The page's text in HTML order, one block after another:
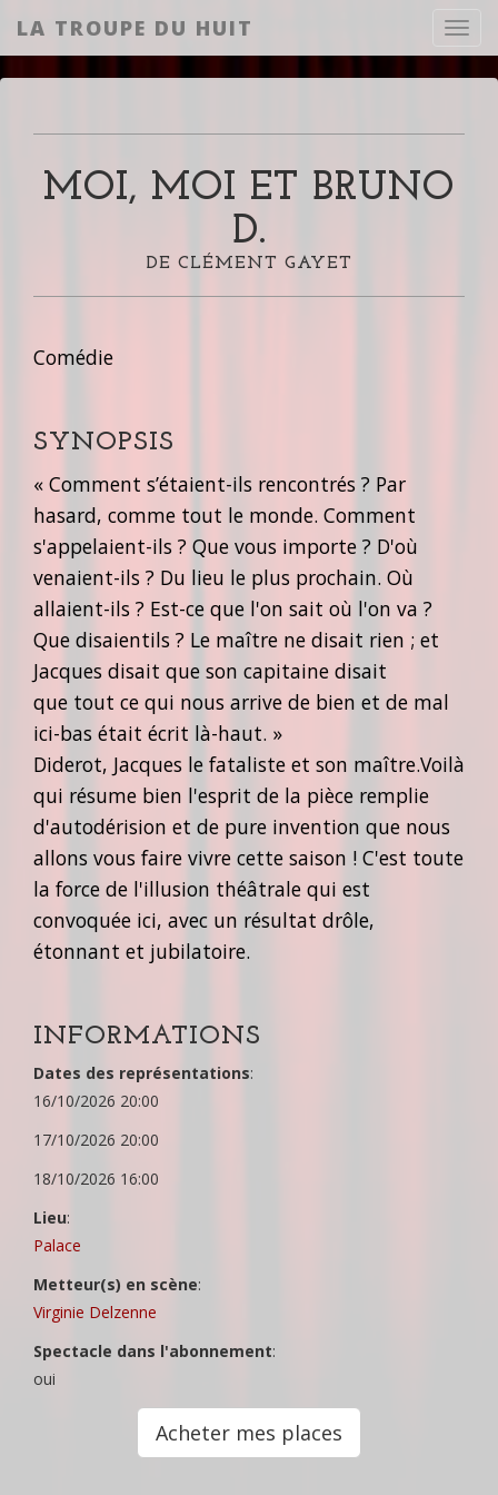
LA TROUPE DU HUIT
MOI, MOI ET BRUNO
D.
DE CLÉMENT GAYET
Comédie
SYNOPSIS
« Comment s’étaient-ils rencontrés ? Par
hasard, comme tout le monde. Comment
s'appelaient-ils ? Que vous importe ? D'où
venaient-ils ? Du lieu le plus prochain. Où
allaient-ils ? Est-ce que l'on sait où l'on va ?
Que disaientils ? Le maître ne disait rien ; et
Jacques disait que son capitaine disait
que tout ce qui nous arrive de bien et de mal
ici-bas était écrit là-haut. »
Diderot, Jacques le fataliste et son maître.Voilà
qui résume bien l'esprit de la pièce remplie
d'autodérision et de pure invention que nous
allons vous faire vivre cette saison ! C'est toute
la force de l'illusion théâtrale qui est
convoquée ici, avec un résultat drôle,
étonnant et jubilatoire.
INFORMATIONS
Dates des représentations:
16/10/2026 20:00
17/10/2026 20:00
18/10/2026 16:00
Lieu:
Palace
Metteur(s) en scène:
Virginie Delzenne
Spectacle dans l'abonnement:
oui
Acheter mes places